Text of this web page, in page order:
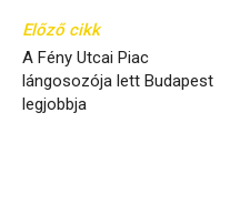
Előző cikk
A Fény Utcai Piac
lángosozója lett Budapest
legjobbja